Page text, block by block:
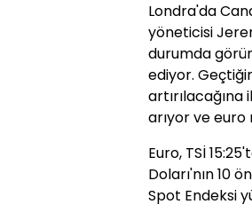
Londra'da
yöneticisi
durumda
ediyor.
arıyor ve
Euro, TSİ
Doları'nın 10
Spot Endeksi